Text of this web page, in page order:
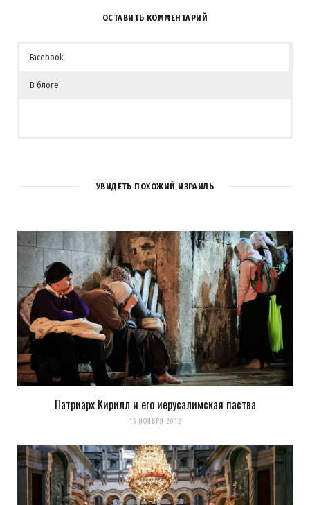
ОСТАВИТЬ КОММЕНТАРИЙ
Facebook
В блоге
Сохранить моё имя, email и адрес сайта в этом браузере для
Уведомить меня о новых комментариях по email.
Уведомлять меня о новых записях почтой.
УВИДЕТЬ ПОХОЖИЙ ИЗРАИЛЬ
Патриарх Кирилл и его иерусалимская паства
15 НОЯБРЯ 2012